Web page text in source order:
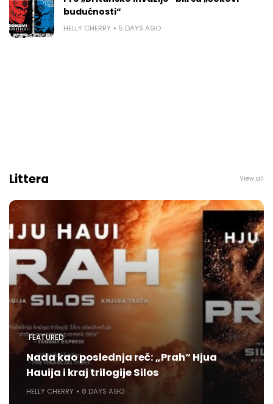
budućnosti“
HELLY CHERRY 5 DAYS AGO
Littera View all
FEATURED
Nada kao poslednja reč: „Prah“ Hjua
Hauija i kraj trilogije Silos
HELLY CHERRY 8 DAYS AGO